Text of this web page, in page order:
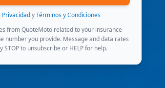
PrivacidadyTérminos y Condiciones
from QuoteMoto related to your insurance
number you provide. Message and data rates
to unsubscribe or HELP for help.